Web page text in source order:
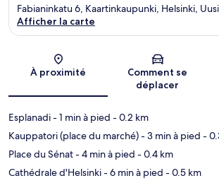
Carte
Fabianinkatu 6, Kaartinkaupunki, Helsinki,
Afficher la carte
À proximité
Comment se
déplacer
Esplanadi- 1 min à pied - 0.2 km
Kauppatori (place du marché)- 3 min à pied -
Place du Sénat- 4 min à pied - 0.4 km
Cathédrale d'Helsinki- 6 min à pied - 0.5 km